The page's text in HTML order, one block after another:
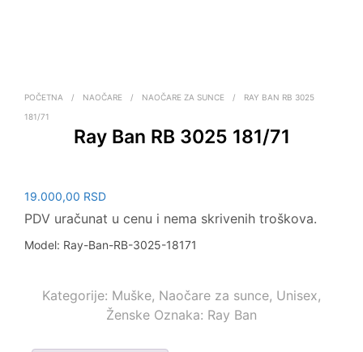
POČETNA / NAOČARE / NAOČARE ZA SUNCE /
RAY BAN RB 3025
181/71
Ray Ban RB 3025 181/71
19.000,00 RSD
PDV uračunat u cenu i nema skrivenih troškova.
Model: Ray-Ban-RB-3025-18171
Kategorije: Muške, Naočare za sunce, Unisex,
Ženske Oznaka: Ray Ban